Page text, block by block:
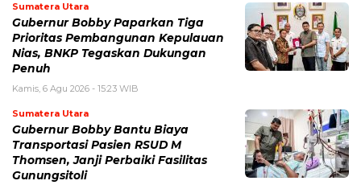
Sumatera Utara
Gubernur Bobby Paparkan Tiga
Prioritas Pembangunan Kepulauan
Nias, BNKP Tegaskan Dukungan
Penuh
Kamis, 6 Agu 2026 - 15:23 WIB
Sumatera Utara
Gubernur Bobby Bantu Biaya
Transportasi Pasien RSUD M
Thomsen, Janji Perbaiki Fasilitas
Gunungsitoli